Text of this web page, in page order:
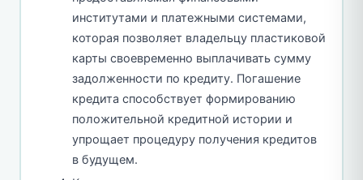
институтами и платежными системами,
которая позволяет владельцу пластиковой
карты своевременно выплачивать сумму
задолженности по кредиту. Погашение
кредита способствует формированию
положительной кредитной истории и
упрощает процедуру получения кредитов
в будущем.